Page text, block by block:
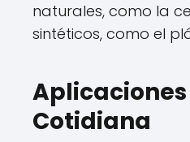
naturales, como la
sintéticos, como el
Cotidiana